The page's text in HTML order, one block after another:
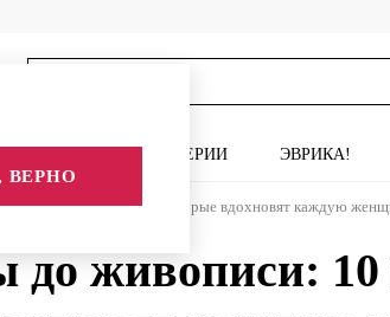
ВЕРНО
СЕРИИ ЭВРИКА!
до живописи: 10 книг, которые вдохновят каждую
до живописи: 10